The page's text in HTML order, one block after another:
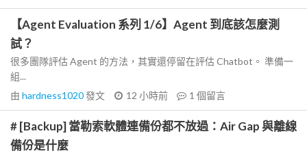
【Agent Evaluation 系列 1/6】Agent 到底該怎麼測
試？
很多團隊評估 Agent 的方法，其實還停留在評估 Chatbot。 準備一
組...
由 hardness1020發文 12 小時前 1 個留言
# [Backup] 當勒索軟體連備份都不放過：Air Gap 與離線
備份是什麼